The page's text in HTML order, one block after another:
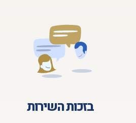
בזכות השירות